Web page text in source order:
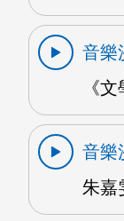
音樂
《
音樂
朱嘉